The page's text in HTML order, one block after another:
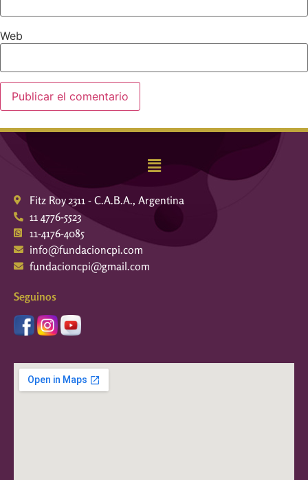
Web
Fitz Roy 2311 - C.A.B.A., Argentina
11 4776-5523
11-4176-4085
info@fundacioncpi.com
fundacioncpi@gmail.com
Seguinos